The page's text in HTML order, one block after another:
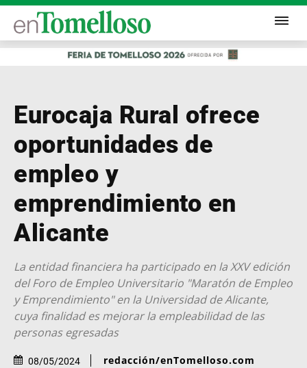
Eurocaja Rural ofrece
oportunidades de
empleo y
emprendimiento en
Alicante
La entidad financiera ha participado en la XXV edición
del Foro de Empleo Universitario "Maratón de Empleo
y Emprendimiento" en la Universidad de Alicante,
cuya finalidad es mejorar la empleabilidad de las
personas egresadas
08/05/2024 redacción/enTomelloso.com